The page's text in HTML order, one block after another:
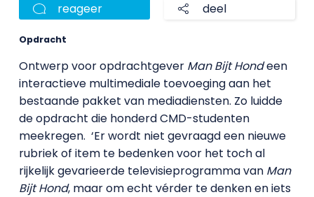
reageer deel
Opdracht
Ontwerp voor opdrachtgever Man Bijt Hondeen
interactieve multimediale toevoeging aan het
bestaande pakket van mediadiensten. Zo luidde
de opdracht die honderd CMD-studenten
meekregen. ‘Er wordt niet gevraagd een nieuwe
rubriek of item te bedenken voor het toch al
rijkelijk gevarieerde televisieprogramma van Man
Bijt Hond, maar om echt vérder te denken en iets